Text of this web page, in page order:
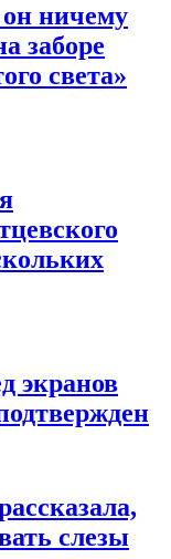
ничему
заборе
света»
экранов
слезы